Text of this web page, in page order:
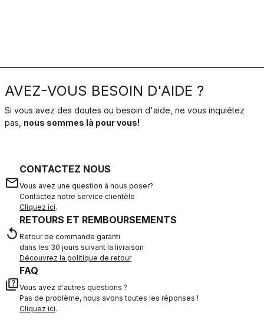
AVEZ-VOUS BESOIN D'AIDE ?
Si vous avez des doutes ou besoin d'aide, ne vous inquiétez
pas, nous sommes là pour vous!
email
CONTACTEZ NOUS
Vous avez une question à nous poser?
Contactez notre service clientèle
Cliquez ici.
replay
RETOURS ET REMBOURSEMENTS
Retour de commande garanti
dans les 30 jours suivant la livraison
Découvrez la politique de retour
quiz
FAQ
Vous avez d'autres questions ?
Pas de problème, nous avons toutes les réponses !
Cliquez ici.